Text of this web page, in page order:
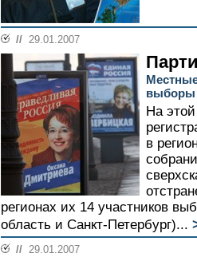
// 29.01.2007
выборы
На
в
регионах их 14 участников
область и Санкт-Петербург)...
// 29.01.2007